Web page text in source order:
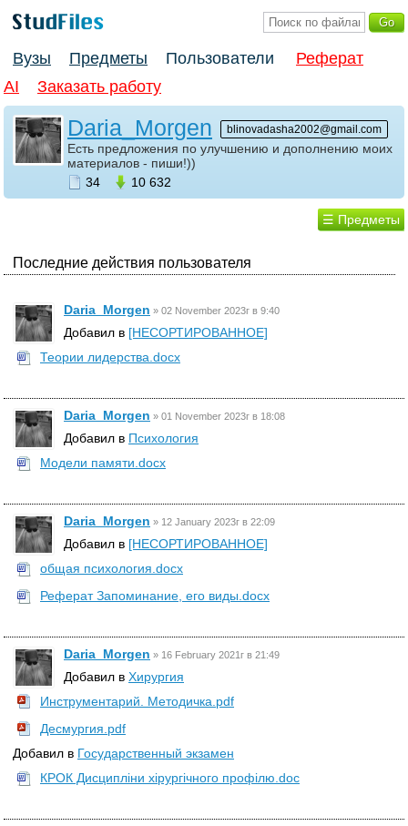
Вузы Предметы Пользователи
Реферат
AI
Заказать работу
Daria_Morgen blinovadasha2002@gmail.com
Есть предложения по улучшению и дополнению моих
материалов - пиши!))
34
10 632
☰ Предметы
Последние действия пользователя
Daria_Morgen » 02 November 2023г в 9:40
Добавил в [НЕСОРТИРОВАННОЕ]
Теории лидерства.docx
Daria_Morgen » 01 November 2023г в 18:08
Добавил в Психология
Модели памяти.docx
Daria_Morgen » 12 January 2023г в 22:09
Добавил в [НЕСОРТИРОВАННОЕ]
общая психология.docx
Реферат Запоминание, его виды.docx
Daria_Morgen » 16 February 2021г в 21:49
Добавил в Хирургия
Инструментарий. Методичка.pdf
Десмургия.pdf
Добавил в Государственный экзамен
КРОК Дисципліни хірургічного профілю.doc